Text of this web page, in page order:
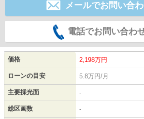
メールでお問い合
電話でお問い合わ
価格 2,198万円
ローンの目安 5.8万円/月
主要採光面 -
総区画数 -